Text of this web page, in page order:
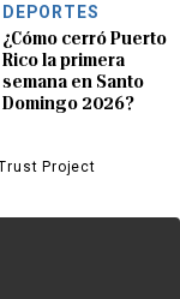
DEPORTES
¿Cómo cerró Puerto
Rico la primera
semana en Santo
Domingo 2026?